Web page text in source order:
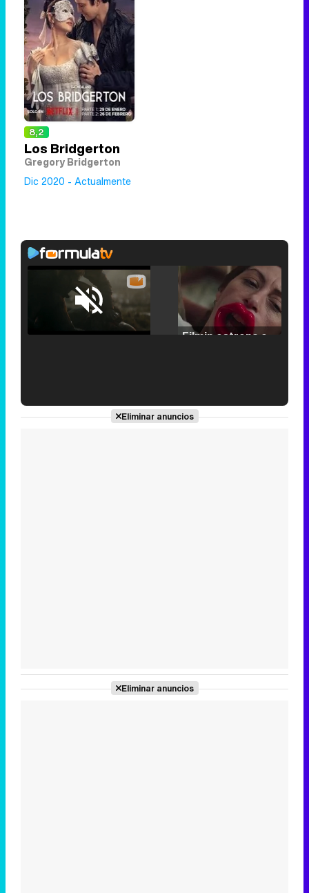
8,2
Los Bridgerton
Gregory Bridgerton
Dic 2020 - Actualmente
Unmute /
Loaded
25.30%
'120 Minutos' celebra sus 2.000 programas en Telemadrid con un vídeo del día a día en la redacción
Eliminar anuncios
Eliminar anuncios